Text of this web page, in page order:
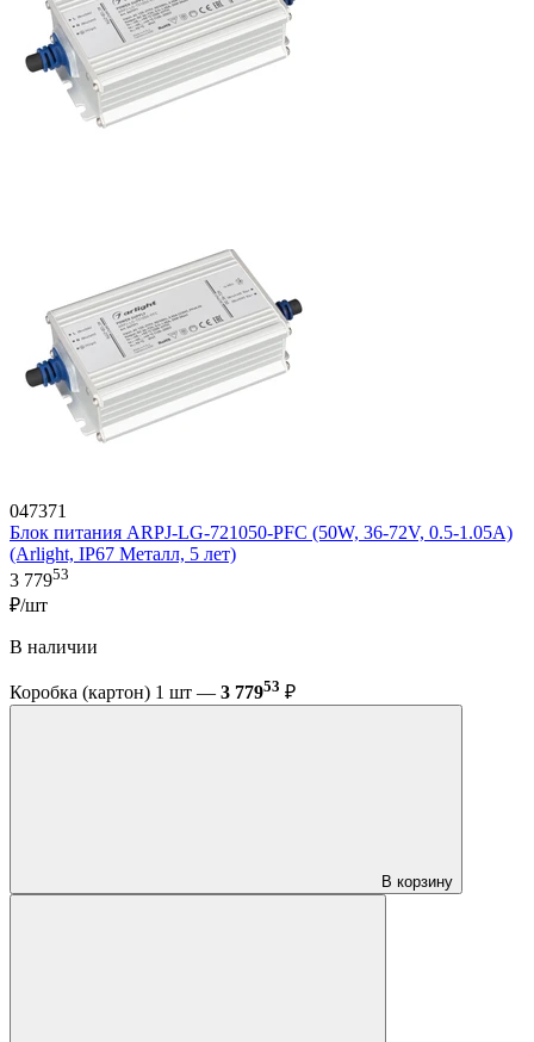
047371
Блок питания ARPJ-LG-721050-PFC (50W, 36-72V, 0.5-1.05A)
(Arlight, IP67 Металл, 5 лет)
3 77953
₽/шт
В наличии
Коробка (картон) 1 шт — 3 77953 ₽
В корзину